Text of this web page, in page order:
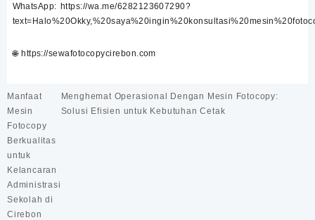
WhatsApp: https://wa.me/6282123607290?
🌐https://sewafotocopycirebon.com
Navigasi
pos
Manfaat
Mesin
Fotocopy
Berkualitas
untuk
Kelancaran
Administrasi
Sekolah di
Cirebon
Menghemat Operasional Dengan Mesin Fotocopy:
Solusi Efisien untuk Kebutuhan Cetak